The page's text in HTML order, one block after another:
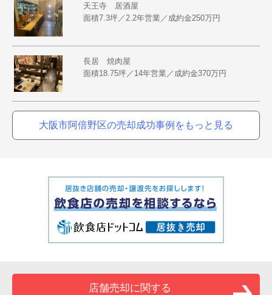
天王寺 居酒屋
面積7.3坪／2.2年営業／成約金250万円
長居 焼肉屋
面積18.75坪／14年営業／成約金370万円
大阪市阿倍野区の売却成功事例をもっと見る
店舗売却に関する